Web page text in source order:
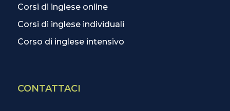
Corsi di inglese online
Corsi di inglese individuali
Corso di inglese intensivo
CONTATTACI